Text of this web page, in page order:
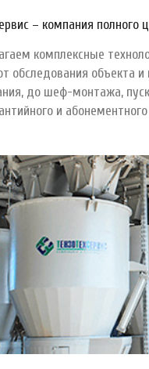
– компания полного
комплексные
обследования объекта и
до шеф-монтажа,
и